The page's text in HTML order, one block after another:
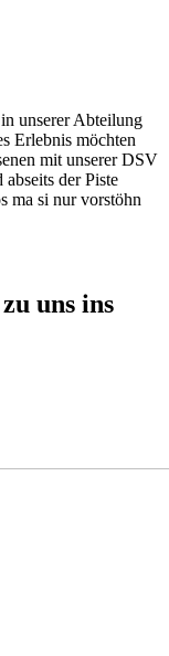
unserer Abteilung
Erlebnis möchten
mit unserer DSV
der Piste
ma si nur vorstöhn
uns ins